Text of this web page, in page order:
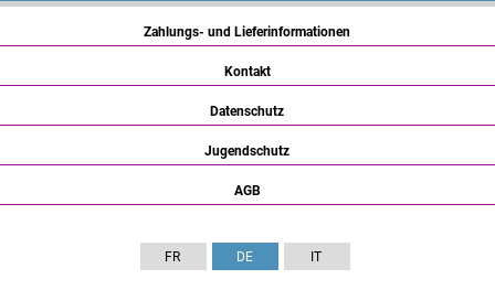
Zahlungs- und Lieferinformationen
Kontakt
Datenschutz
Jugendschutz
AGB
FR DE IT